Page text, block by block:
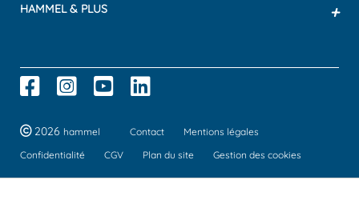
HAMMEL & PLUS +
2026 hammel Contact
Mentions légales
Confidentialité
CGV Plan du site Gestion des cookies